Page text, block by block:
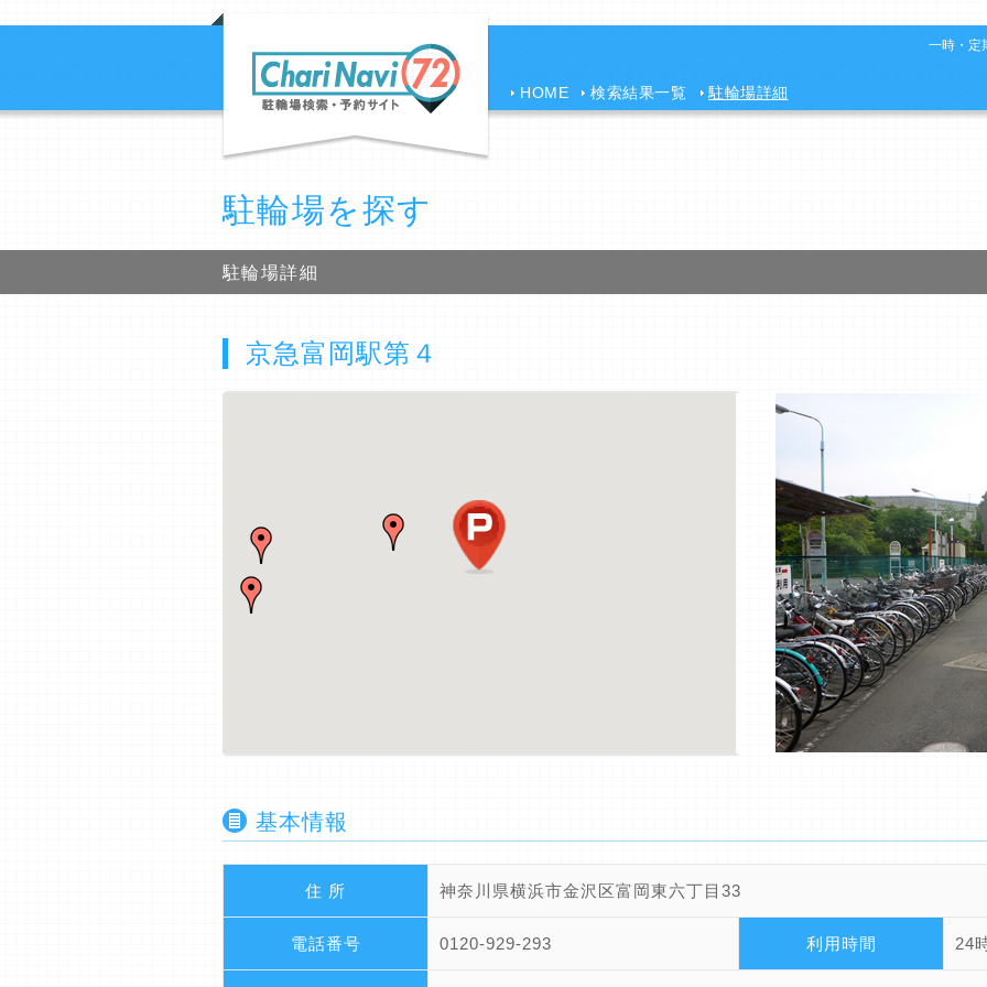
一時・定
HOME 検索結果一覧 駐輪場詳細
駐輪場を探す
駐輪場詳細
京急富岡駅第４
基本情報
住 所 神奈川県横浜市金沢区富岡東六丁目33
電話番号 0120-929-293 利用時間 24